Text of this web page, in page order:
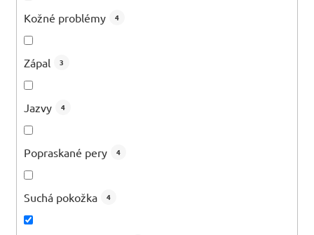
Kožné problémy 4
Zápal 3
Jazvy 4
Popraskané pery 4
Suchá pokožka 4